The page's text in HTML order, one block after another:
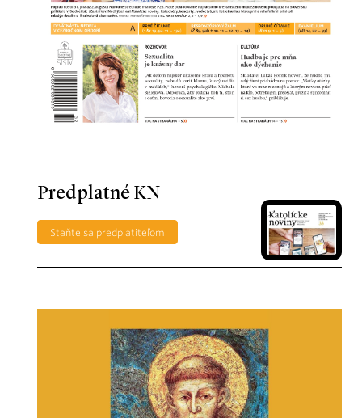
Predplatné KN
Staňte sa predplatiteľom